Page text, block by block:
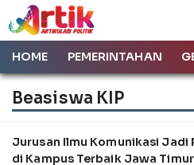
HOME PEMERINTAHAN
Beasiswa KIP
Jurusan Ilmu Komunikasi Jadi
di Kampus Terbaik Jawa Timur